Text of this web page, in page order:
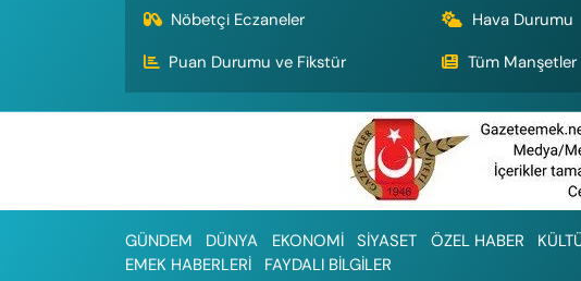
Nöbetçi Eczaneler Hava Durumu
Puan Durumu ve Fikstür
Tüm Manşetler
GÜNDEM DÜNYA EKONOMİ SİYASET ÖZEL HABER
EMEK HABERLERİ
FAYDALI BİLGİLER